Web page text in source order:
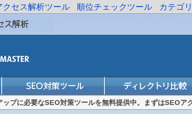
クセス解析ツール 順位チェックツール カテゴ
プに必要なSEO対策ツールを無料提供中。まずはSEOア